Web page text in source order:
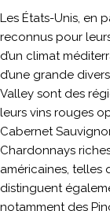
Les États-Unis, en
reconnus pour
d’un climat
d’une grande
Valley sont des
leurs vins rouges
Cabernet
Chardonnays
américaines, telles
distinguent
notamment des